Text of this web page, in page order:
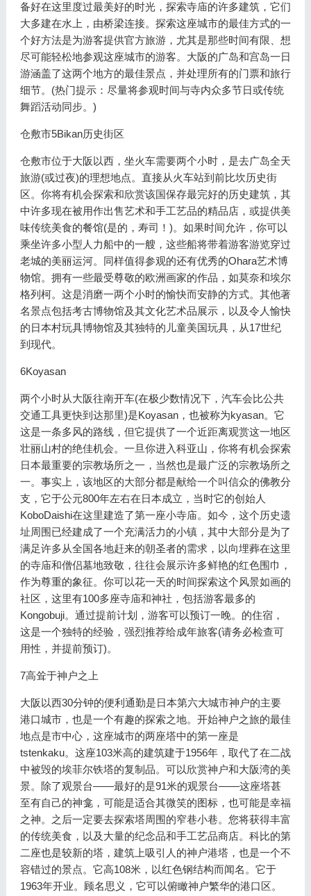
备好在这里度过最美好的时光，探索寺庙的许多建筑，它们
大多建在水上，由桥梁连接。探索这座城市的最佳方式的一
个好方法是为游客提供官方旅游，尤其是那些时间有限、想
尽可能轻松地参观这座城市的游客。大阪的广岛和宫岛一日
游涵盖了这两个地方的最佳景点，并处理所有的门票和旅行
细节。(热门提示：尽量将参观时间与寺内众多节日或传统
舞蹈活动同步。)
仓敷市5Bikan历史街区
仓敷市位于大阪以西，坐火车需要两个小时，是去广岛全天
旅游(或过夜)的理想地点。直接从火车站到前比坎历史街
区。你将有机会探索和欣赏该国保存最完好的历史建筑，其
中许多现在被用作出售艺术和手工艺品的精品店，或提供美
味传统美食的餐馆(是的，寿司！)。如果时间允许，你可以
乘坐许多小型人力船中的一艘，这些船将带着游客游览穿过
老城的美丽运河。同样值得参观的还有优秀的Ohara艺术博
物馆。拥有一些最受尊敬的欧洲画家的作品，如莫奈和埃尔
格列柯。这是消磨一两个小时的愉快而安静的方式。其他著
名景点包括考古博物馆及其文化艺术品展示，以及令人愉快
的日本村玩具博物馆及其独特的儿童美国玩具，从17世纪
到现代。
6Koyasan
两个小时从大阪往南开车(在极少数情况下，汽车会比公共
交通工具更快到达那里)是Koyasan，也被称为kyasan。它
这是一条多风的路线，但它提供了一个近距离观赏这一地区
壮丽山村的绝佳机会。一旦你进入科亚山，你将有机会探索
日本最重要的宗教场所之一，当然也是最广泛的宗教场所之
一。事实上，该地区的大部分都是献给一个叫信众的佛教分
支，它于公元800年左右在日本成立，当时它的创始人
KoboDaishi在这里建造了第一座小寺庙。如今，这个历史遗
址周围已经建成了一个充满活力的小镇，其中大部分是为了
满足许多从全国各地赶来的朝圣者的需求，以向埋葬在这里
的寺庙和僧侣墓地致敬，往往会展示许多鲜艳的红色围巾，
作为尊重的象征。你可以花一天的时间探索这个风景如画的
社区，这里有100多座寺庙和神社，包括游客最多的
Kongobuji。通过提前计划，游客可以预订一晚。的住宿，
这是一个独特的经验，强烈推荐给成年旅客(请务必检查可
用性，并提前预订)。
7高耸于神户之上
大阪以西30分钟的便利通勤是日本第六大城市神户的主要
港口城市，也是一个有趣的探索之地。开始神户之旅的最佳
地点是市中心，这座城市的两座塔中的第一座是
tstenkaku。这座103米高的建筑建于1956年，取代了在二战
中被毁的埃菲尔铁塔的复制品。可以欣赏神户和大阪湾的美
景。除了观景台——最好的是91米的观景台——这座塔甚
至有自己的神龛，可能是适合其微笑的图标，也可能是幸福
之神。之后一定要去探索塔周围的窄巷小巷。您将获得丰富
的传统美食，以及大量的纪念品和手工艺品商店。科比的第
二座也是较新的塔，建筑上吸引人的神户港塔，也是一个不
容错过的景点。它高108米，以红色钢结构而闻名。它于
1963年开业。顾名思义，它可以俯瞰神户繁华的港口区。